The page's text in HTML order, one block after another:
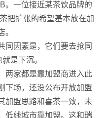
。一位接近某茶饮品牌的
把扩张的希望基本放在加
。
同因素是，它们要去抢同
是下沉。
两家都是靠加盟商进入此
下场，还没公布开放加盟
加盟思路和喜茶一致，未
低线城市靠加盟。这和瑞